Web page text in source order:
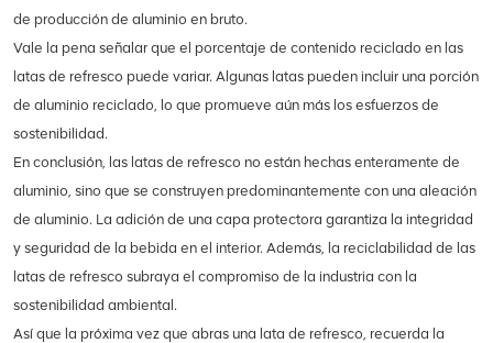
de producción de aluminio en bruto.
Vale la pena señalar que el porcentaje de contenido reciclado en las
latas de refresco puede variar. Algunas latas pueden incluir una porción
de aluminio reciclado, lo que promueve aún más los esfuerzos de
sostenibilidad.
En conclusión, las latas de refresco no están hechas enteramente de
aluminio, sino que se construyen predominantemente con una aleación
de aluminio. La adición de una capa protectora garantiza la integridad
y seguridad de la bebida en el interior. Además, la reciclabilidad de las
latas de refresco subraya el compromiso de la industria con la
sostenibilidad ambiental.
Así que la próxima vez que abras una lata de refresco, recuerda la